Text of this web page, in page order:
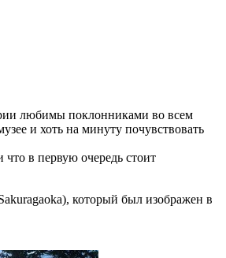
любимы поклонниками во всем
и хоть на минуту почувствовать
в первую очередь стоит
который был изображен в